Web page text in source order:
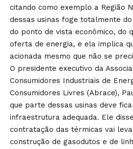
citando como exemplo a Região
dessas usinas foge totalmente
do ponto de vista econômico, do
oferta de energia, e ela implica
acionada mesmo que não se
O presidente executivo da
Consumidores Industriais de
Consumidores Livres (Abrace),
que parte dessas usinas deve
infraestrutura adequada. Ele
contratação das térmicas vai
construção de gasodutos e de